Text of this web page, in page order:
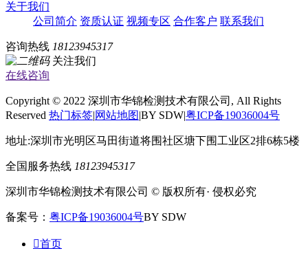
关于我们
公司简介 资质认证 视频专区 合作客户 联系我们
咨询热线 18123945317
关注我们
在线咨询
Copyright © 2022 深圳市华锦检测技术有限公司, All Rights
Reserved 热门标签|网站地图|BY SDW|粤ICP备19036004号
地址:深圳市光明区马田街道将围社区塘下围工业区2排6栋5楼
全国服务热线 18123945317
深圳市华锦检测技术有限公司 © 版权所有· 侵权必究
备案号： 粤ICP备19036004号BY SDW
首页